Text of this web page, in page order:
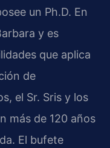
un Ph.D. En
y es
que aplica
de
el Sr. Sris y los
más de 120 años
El bufete